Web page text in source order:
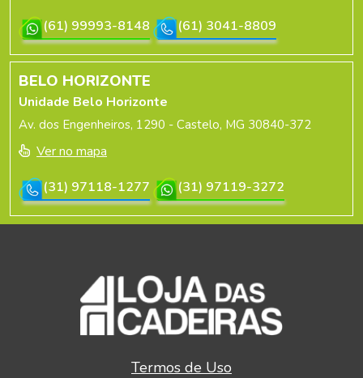
(61) 99993-8148
(61) 3041-8809
BELO HORIZONTE
Unidade Belo Horizonte
Av. dos Engenheiros, 1290 - Castelo, MG 30840-372
Ver no mapa
(31) 97118-1277
(31) 97119-3272
Termos de Uso